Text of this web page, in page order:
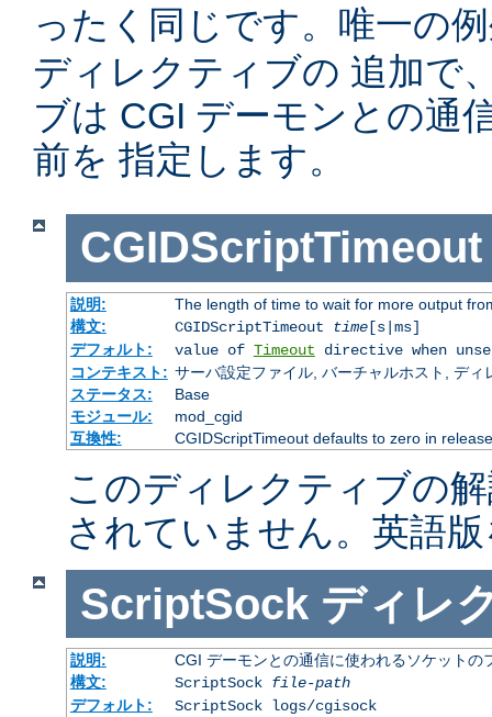
ったく同じです。唯一の
ディレクティブの 追加で
ブは CGI デーモンとの通
前を 指定します。
CGIDScriptTimeout
説明:
The length of time to wait for more output
構文:
CGIDScriptTimeout time[s|ms]
デフォルト:
value of Timeout directive when
コンテキスト: サーバ設定ファイル, バーチャルホスト, ディ
ステータス:
Base
モジュール:
mod_cgid
互換性:
CGIDScriptTimeout defaults to zero in
このディレクティブの
されていません。英語
ScriptSock ディレ
説明:
CGI デーモンとの通信に使われるソケットの
構文:
ScriptSock file-path
デフォルト:
ScriptSock logs/cgisock